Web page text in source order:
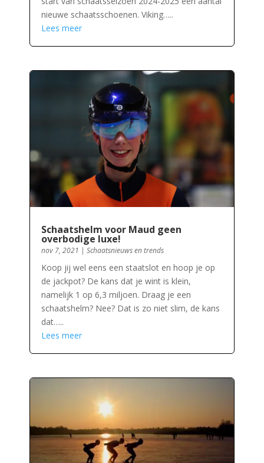
nieuwe schaatsschoenen. Viking…..
Lees meer
Schaatshelm voor Maud geen
overbodige luxe!
nov 7, 2021 | Schaatsnieuws en trends
Koop jij wel eens een staatslot en hoop je op
de jackpot? De kans dat je wint is klein,
namelijk 1 op 6,3 miljoen. Draag je een
schaatshelm? Nee? Dat is zo niet slim, de kans
dat…..
Lees meer